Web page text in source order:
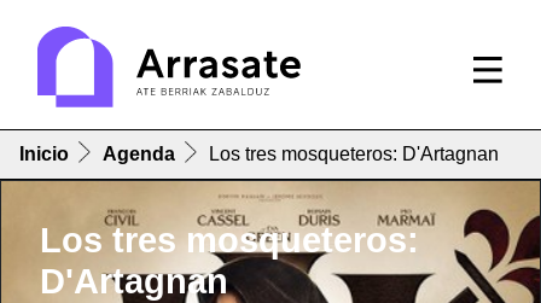
Inicio Agenda Los tres mosqueteros: D'Artagnan
Los tres mosqueteros:
D'Artagnan